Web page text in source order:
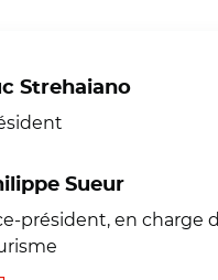
Strehaiano
Sueur
président, en charge